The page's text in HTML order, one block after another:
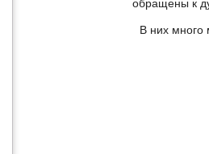
обращены к
В них много